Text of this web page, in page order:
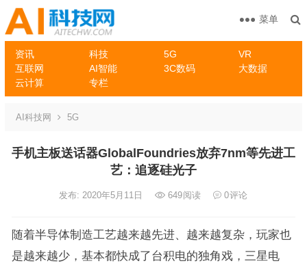
资讯 科技 5G
VR
互联网
AI智能 3C数码
大数据
云计算
专栏
菜单
AI科技网 5G
手机主板送话器GlobalFoundries放弃7nm等先进工
艺：追逐硅光子
发布: 2020年5月11日 649阅读 0评论
随着半导体制造工艺越来越先进、越来越复杂，玩家也
是越来越少，基本都快成了台积电的独角戏，三星电